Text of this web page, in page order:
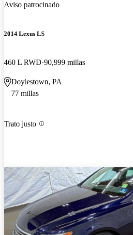
Aviso patrocinado
2014 Lexus LS
460 L RWD 90,999 millas
Doylestown, PA
77 millas
Trato justo